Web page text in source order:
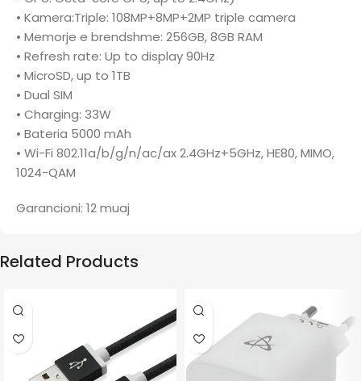
• Kamera:Triple: 108MP+8MP+2MP triple camera
• Memorje e brendshme: 256GB, 8GB RAM
• Refresh rate: Up to display 90Hz
• MicroSD, up to 1TB
• Dual SIM
• Charging: 33W
• Bateria 5000 mAh
• Wi-Fi 802.11a/b/g/n/ac/ax 2.4GHz+5GHz, HE80, MIMO,
1024-QAM
Garancioni: 12 muaj
Related Products